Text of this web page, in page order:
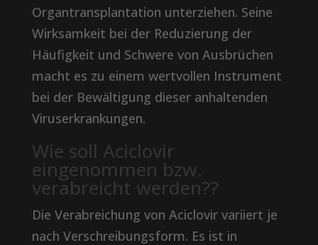
Organtransplantation unterziehen. Seine
Wirksamkeit bei der Reduzierung der
Häufigkeit und Schwere von Ausbrüchen
macht es zu einem wertvollen Instrument
bei der Bewältigung dieser anhaltenden
Viruserkrankungen.
Wie soll Aciclovir
eingenommen bzw.
verabreicht werden??
Die Verabreichung von Aciclovir variiert je
nach Verschreibungsform. Es ist in